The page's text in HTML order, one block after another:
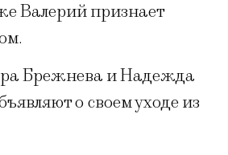
Валерий признает
Брежнева и Надежда
о своем уходе из